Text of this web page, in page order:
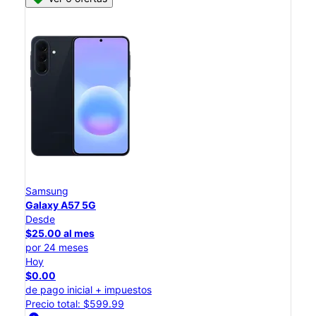
Samsung
Galaxy A57 5G
Desde
$25.00 al mes
por 24 meses
Hoy
$0.00
de pago inicial + impuestos
Precio total: $599.99